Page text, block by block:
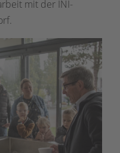
mit der INI-